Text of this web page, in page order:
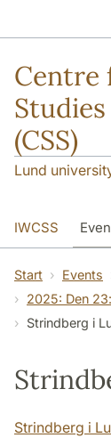
Centre
(CSS)
Lund
IWCSS
IASS About
Start Events
2025: Den
Strindberg i
Strindberg i